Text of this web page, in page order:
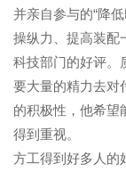
并亲自参与的“降
操纵力、提高装配
科技部门的好评。
要大量的精力去对
的积极性，他希望
得到重视。
方工得到好多人的